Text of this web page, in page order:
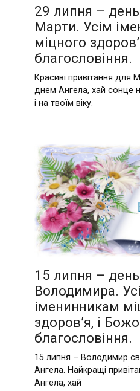
29 липня –
Марти. Усім
міцного
благословіння.
Красиві привітання для
днем Ангела, хай сонце
і на твоїм віку.
15 липня –
Володимира.
іменинникам
здоров’я, і
благословіння.
15 липня – Володимир
Ангела. Найкращі
Ангела, хай